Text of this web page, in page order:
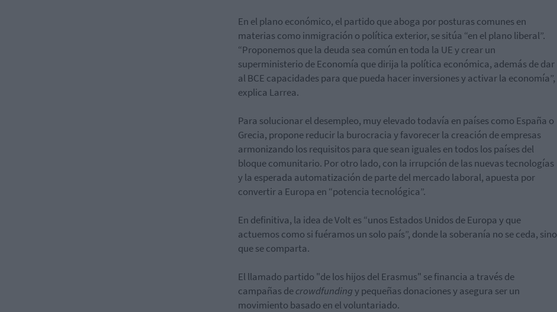
En el plano económico, el partido que aboga por posturas comunes en
materias como inmigración o política exterior, se sitúa “en el plano liberal”.
“Proponemos que la deuda sea común en toda la UE y crear un
superministerio de Economía que dirija la política económica, además de dar
al BCE capacidades para que pueda hacer inversiones y activar la economía”,
explica Larrea.
Para solucionar el desempleo, muy elevado todavía en países como España o
Grecia, propone reducir la burocracia y favorecer la creación de empresas
armonizando los requisitos para que sean iguales en todos los países del
bloque comunitario. Por otro lado, con la irrupción de las nuevas tecnologías
y la esperada automatización de parte del mercado laboral, apuesta por
convertir a Europa en “potencia tecnológica”.
En definitiva, la idea de Volt es “unos Estados Unidos de Europa y que
actuemos como si fuéramos un solo país”, donde la soberanía no se ceda, sino
que se comparta.
El llamado partido "de los hijos del Erasmus" se financia a través de
campañas decrowdfundingy pequeñas donaciones y asegura ser un
movimiento basado en el voluntariado.